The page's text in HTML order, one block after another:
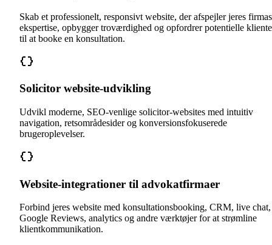
Skab et professionelt, responsivt website, der afspejler jeres firmas
ekspertise, opbygger troværdighed og opfordrer potentielle
til at booke en konsultation.
Solicitor website-udvikling
Udvikl moderne, SEO-venlige solicitor-websites med intuitiv
navigation, retsområdesider og konversionsfokuserede
brugeroplevelser.
Website-integrationer til advokatfirmaer
Forbind jeres website med konsultationsbooking, CRM, live chat,
Google Reviews, analytics og andre værktøjer for at strømline
klientkommunikation.